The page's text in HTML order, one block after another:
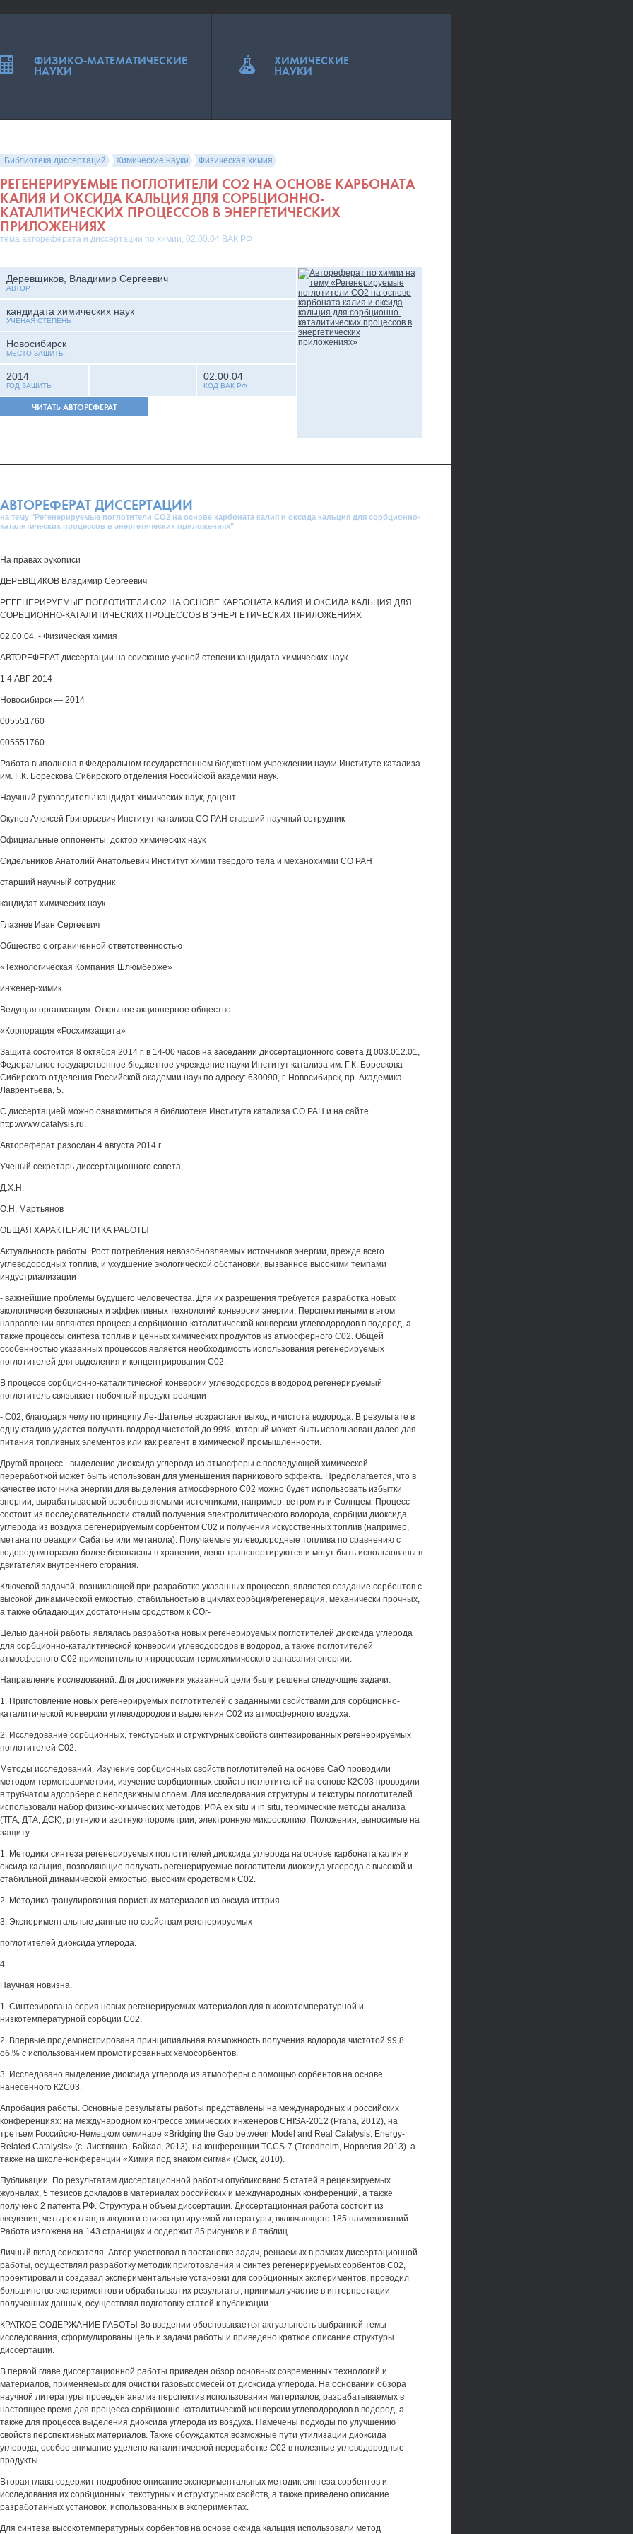
Библиотека диссертаций Химические науки Физическая химия
РЕГЕНЕРИРУЕМЫЕ ПОГЛОТИТЕЛИ CO2 НА ОСНОВЕ КАРБОНАТА
КАЛИЯ И ОКСИДА КАЛЬЦИЯ ДЛЯ СОРБЦИОННО-
КАТАЛИТИЧЕСКИХ ПРОЦЕССОВ В ЭНЕРГЕТИЧЕСКИХ
ПРИЛОЖЕНИЯХ
тема автореферата и диссертации по химии, 02.00.04 ВАК РФ
Деревщиков, Владимир Сергеевич
АВТОР
кандидата химических наук
УЧЕНАЯ СТЕПЕНЬ
Новосибирск
МЕСТО ЗАЩИТЫ
2014
ГОД ЗАЩИТЫ
02.00.04
КОД ВАК РФ
ЧИТАТЬ АВТОРЕФЕРАТ
АВТОРЕФЕРАТ ДИССЕРТАЦИИ
на тему "Регенерируемые поглотители CO2 на основе карбоната калия и оксида кальция для сорбционно-
каталитических процессов в энергетических приложениях"
На правах рукописи
ДЕРЕВЩИКОВ Владимир Сергеевич
РЕГЕНЕРИРУЕМЫЕ ПОГЛОТИТЕЛИ С02 НА ОСНОВЕ КАРБОНАТА КАЛИЯ И ОКСИДА КАЛЬЦИЯ ДЛЯ
СОРБЦИОННО-КАТАЛИТИЧЕСКИХ ПРОЦЕССОВ В ЭНЕРГЕТИЧЕСКИХ ПРИЛОЖЕНИЯХ
02.00.04. - Физическая химия
АВТОРЕФЕРАТ диссертации на соискание ученой степени кандидата химических наук
1 4 АВГ 2014
Новосибирск — 2014
005551760
005551760
Работа выполнена в Федеральном государственном бюджетном учреждении науки Институте катализа
им. Г.К. Борескова Сибирского отделения Российской академии наук.
Научный руководитель: кандидат химических наук, доцент
Окунев Алексей Григорьевич Институт катализа СО РАН старший научный сотрудник
Официальные оппоненты: доктор химических наук
Сидельников Анатолий Анатольевич Институт химии твердого тела и механохимии СО РАН
старший научный сотрудник
кандидат химических наук
Глазнев Иван Сергеевич
Общество с ограниченной ответственностью
«Технологическая Компания Шлюмберже»
инженер-химик
Ведущая организация: Открытое акционерное общество
«Корпорация «Росхимзащита»
Защита состоится 8 октября 2014 г. в 14-00 часов на заседании диссертационного совета Д 003.012.01,
Федеральное государственное бюджетное учреждение науки Институт катализа им. Г.К. Борескова
Сибирского отделения Российской академии наук по адресу: 630090, г. Новосибирск, пр. Академика
Лаврентьева, 5.
С диссертацией можно ознакомиться в библиотеке Института катализа СО РАН и на сайте
http://www.catalysis.ru.
Автореферат разослан 4 августа 2014 г.
Ученый секретарь диссертационного совета,
Д.Х.Н.
О.Н. Мартьянов
ОБЩАЯ ХАРАКТЕРИСТИКА РАБОТЫ
Актуальность работы. Рост потребления невозобновляемых источников энергии, прежде всего
углеводородных топлив, и ухудшение экологической обстановки, вызванное высокими темпами
индустриализации
- важнейшие проблемы будущего человечества. Для их разрешения требуется разработка новых
экологически безопасных и эффективных технологий конверсии энергии. Перспективными в этом
направлении являются процессы сорбционно-каталитической конверсии углеводородов в водород, а
также процессы синтеза топлив и ценных химических продуктов из атмосферного С02. Общей
особенностью указанных процессов является необходимость использования регенерируемых
поглотителей для выделения и концентрирования С02.
В процессе сорбционно-каталитической конверсии углеводородов в водород регенерируемый
поглотитель связывает побочный продукт реакции
- С02, благодаря чему по принципу Ле-Шателье возрастают выход и чистота водорода. В результате в
одну стадию удается получать водород чистотой до 99%, который может быть использован далее для
питания топливных элементов или как реагент в химической промышленности.
Другой процесс - выделение диоксида углерода из атмосферы с последующей химической
переработкой может быть использован для уменьшения парникового эффекта. Предполагается, что в
качестве источника энергии для выделения атмосферного С02 можно будет использовать избытки
энергии, вырабатываемой возобновляемыми источниками, например, ветром или Солнцем. Процесс
состоит из последовательности стадий получения электролитического водорода, сорбции диоксида
углерода из воздуха регенерируемым сорбентом С02 и получения искусственных топлив (например,
метана по реакции Сабатье или метанола). Получаемые углеводородные топлива по сравнению с
водородом гораздо более безопасны в хранении, легко транспортируются и могут быть использованы в
двигателях внутреннего сгорания.
Ключевой задачей, возникающей при разработке указанных процессов, является создание сорбентов с
высокой динамической емкостью, стабильностью в циклах сорбция/регенерация, механически прочных,
а также обладающих достаточным сродством к СОг-
Целью данной работы являлась разработка новых регенерируемых поглотителей диоксида углерода
для сорбционно-каталитической конверсии углеводородов в водород, а также поглотителей
атмосферного С02 применительно к процессам термохимического запасания энергии.
Направление исследований. Для достижения указанной цели были решены следующие задачи:
1. Приготовление новых регенерируемых поглотителей с заданными свойствами для сорбционно-
каталитической конверсии углеводородов и выделения С02 из атмосферного воздуха.
2. Исследование сорбционных, текстурных и структурных свойств синтезированных регенерируемых
поглотителей С02.
Методы исследований. Изучение сорбционных свойств поглотителей на основе СаО проводили
методом термогравиметрии, изучение сорбционных свойств поглотителей на основе К2С03 проводили
в трубчатом адсорбере с неподвижным слоем. Для исследования структуры и текстуры поглотителей
использовали набор физико-химических методов: РФА ex situ и in situ, термические методы анализа
(ТГА, ДТА, ДСК), ртутную и азотную порометрии, электронную микроскопию. Положения, выносимые на
защиту.
1. Методики синтеза регенерируемых поглотителей диоксида углерода на основе карбоната калия и
оксида кальция, позволяющие получать регенерируемые поглотители диоксида углерода с высокой и
стабильной динамической емкостью, высоким сродством к С02.
2. Методика гранулирования пористых материалов из оксида иттрия.
3. Экспериментальные данные по свойствам регенерируемых
поглотителей диоксида углерода.
4
Научная новизна.
1. Синтезирована серия новых регенерируемых материалов для высокотемпературной и
низкотемпературной сорбции С02.
2. Впервые продемонстрирована принципиальная возможность получения водорода чистотой 99,8
об.% с использованием промотированных хемосорбентов.
3. Исследовано выделение диоксида углерода из атмосферы с помощью сорбентов на основе
нанесенного К2С03.
Апробация работы. Основные результаты работы представлены на международных и российских
конференциях: на международном конгрессе химических инженеров CHISA-2012 (Praha, 2012), на
третьем Российско-Немецком семинаре «Bridging the Gap between Model and Real Catalysis. Energy-
Related Catalysis» (с. Листвянка, Байкал, 2013), на конференции TCCS-7 (Trondheim, Норвегия 2013). а
также на школе-конференции «Химия под знаком сигма» (Омск, 2010).
Публикации. По результатам диссертационной работы опубликовано 5 статей в рецензируемых
журналах, 5 тезисов докладов в материалах российских и международных конференций, а также
получено 2 патента РФ. Структура н объем диссертации. Диссертационная работа состоит из
введения, четырех глав, выводов и списка цитируемой литературы, включающего 185 наименований.
Работа изложена на 143 страницах и содержит 85 рисунков и 8 таблиц.
Личный вклад соискателя. Автор участвовал в постановке задач, решаемых в рамках диссертационной
работы, осуществлял разработку методик приготовления и синтез регенерируемых сорбентов С02,
проектировал и создавал экспериментальные установки для сорбционных экспериментов, проводил
большинство экспериментов и обрабатывал их результаты, принимал участие в интерпретации
полученных данных, осуществлял подготовку статей к публикации.
КРАТКОЕ СОДЕРЖАНИЕ РАБОТЫ Во введении обосновывается актуальность выбранной темы
исследования, сформулированы цель и задачи работы и приведено краткое описание структуры
диссертации.
В первой главе диссертационной работы приведен обзор основных современных технологий и
материалов, применяемых для очистки газовых смесей от диоксида углерода. На основании обзора
научной литературы проведен анализ перспектив использования материалов, разрабатываемых в
настоящее время для процесса сорбционно-каталитической конверсии углеводородов в водород, а
также для процесса выделения диоксида углерода из воздуха. Намечены подходы по улучшению
свойств перспективных материалов. Также обсуждаются возможные пути утилизации диоксида
углерода, особое внимание уделено каталитической переработке С02 в полезные углеводородные
продукты.
Вторая глава содержит подробное описание экспериментальных методик синтеза сорбентов и
исследования их сорбционных, текстурных и структурных свойств, а также приведено описание
разработанных установок, использованных в экспериментах.
Для синтеза высокотемпературных сорбентов на основе оксида кальция использовали метод
ФИЗИКО-МАТЕМАТИЧЕСКИЕ
НАУКИ
ХИМИЧЕСКИЕ
НАУКИ